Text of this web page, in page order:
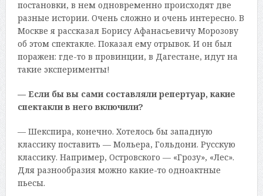
постановки, в нем одновременно происходят две
разные истории. Очень сложно и очень интересно. В
Москве я рассказал Борису Афанасьевичу Морозову
об этом спектакле. Показал ему отрывок. И он был
поражен: где-то в провинции, в Дагестане, идут на
такие эксперименты!
— Если бы вы сами составляли репертуар, какие
спектакли в него включили?
— Шекспира, конечно. Хотелось бы западную
классику поставить — Мольера, Гольдони. Русскую
классику. Например, Островского — «Грозу», «Лес».
Для разнообразия можно какие-то одноактные
пьесы.